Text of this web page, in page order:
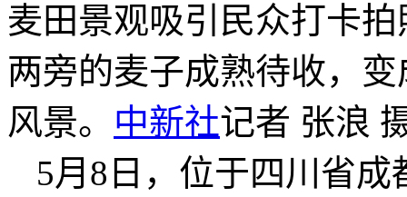
麦田景观吸引民众打卡
两旁的麦子成熟待收，
风景。 中新社记者 张浪
5月8日，位于四川省